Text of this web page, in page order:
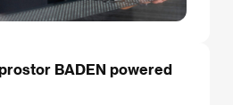
BADEN powered